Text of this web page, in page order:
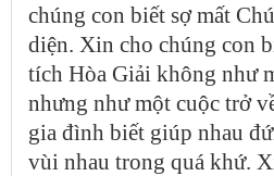
chúng con biết sợ mất
diện. Xin cho chúng con
tích Hòa Giải không như
nhưng như một cuộc trở
gia đình biết giúp nhau
vùi nhau trong quá khứ.